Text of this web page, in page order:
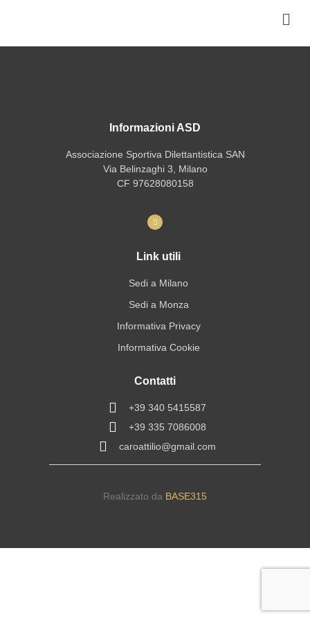
Informazioni ASD
Associazione Sportiva Dilettantistica SAN
Via Belinzaghi 3, Milano
CF 97628080158
Link utili
Sedi a Milano
Sedi a Monza
Informativa Privacy
Informativa Cookie
Contatti
+39 340 5415587
+39 335 7086008
caroattilio@gmail.com
Realizzato da BASE315